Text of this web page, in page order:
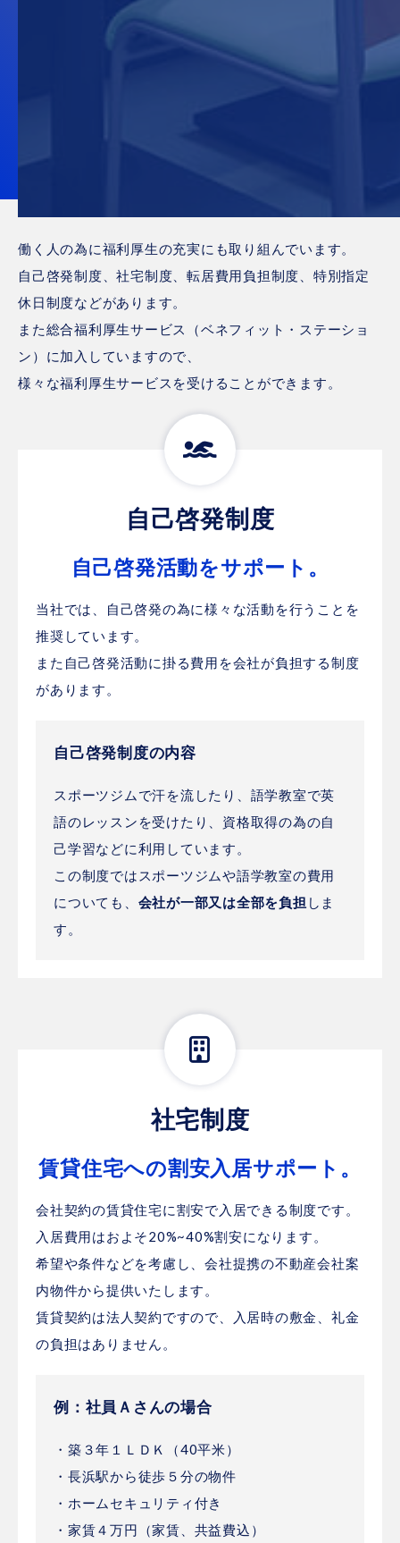
働く人の為に福利厚生の充実にも取り組んでいます。
自己啓発制度、社宅制度、転居費用負担制度、特別指定
休日制度などがあります。
また総合福利厚生サービス（ベネフィット・ステーショ
ン）に加入していますので、
様々な福利厚生サービスを受けることができます。
自己啓発制度
自己啓発活動をサポート。
当社では、自己啓発の為に様々な活動を行うことを
推奨しています。
また自己啓発活動に掛る費用を会社が負担する制度
があります。
自己啓発制度の内容
スポーツジムで汗を流したり、語学教室で英
語のレッスンを受けたり、資格取得の為の自
己学習などに利用しています。
この制度ではスポーツジムや語学教室の費用
についても、 会社が一部又は全部を負担 しま
す。
社宅制度
賃貸住宅への割安入居サポート。
会社契約の賃貸住宅に割安で入居できる制度です。
入居費用はおよそ20%~40%割安になります。
希望や条件などを考慮し、会社提携の不動産会社案
内物件から提供いたします。
賃貸契約は法人契約ですので、入居時の敷金、礼金
の負担はありません。
例：社員Ａさんの場合
・築３年１ＬＤＫ（40平米）
・長浜駅から徒歩５分の物件
・ホームセキュリティ付き
・家賃４万円（家賃、共益費込）